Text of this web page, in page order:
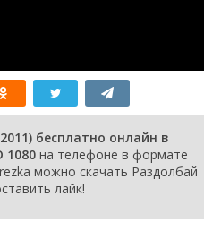
бесплатно онлайн в
1080 на телефоне в формате
можно скачать Раздолбай
лайк!